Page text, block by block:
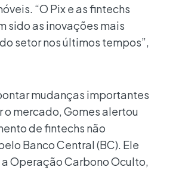
“O Pix e as fintechs
sido as inovações mais
setor nos últimos tempos”,
mudanças importantes
o mercado, Gomes alertou
de fintechs não
Banco Central (BC). Ele
Operação Carbono Oculto,